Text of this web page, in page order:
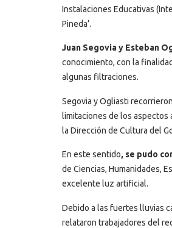
Instalaciones Educativas
Pineda’.
Juan Segovia y Esteban
conocimiento, con la
algunas filtraciones.
Segovia y Ogliasti
limitaciones de los aspectos
la Dirección de Cultura del
En este sentido, se pudo
de Ciencias, Humanidades,
excelente luz artificial.
Debido a las fuertes lluvias
relataron trabajadores del